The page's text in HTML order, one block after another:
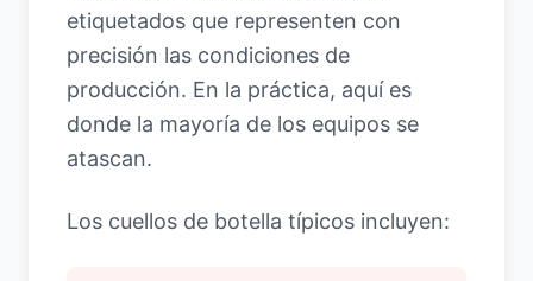
etiquetados que representen con
precisión las condiciones de
producción. En la práctica, aquí es
donde la mayoría de los equipos se
atascan.
Los cuellos de botella típicos incluyen: